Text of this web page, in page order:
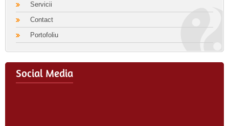
Servicii
Contact
Portofoliu
Social Media